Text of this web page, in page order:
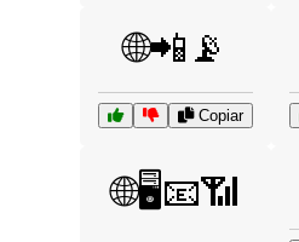
🌐📲📡
Copiar
🌐🖥️📧📶